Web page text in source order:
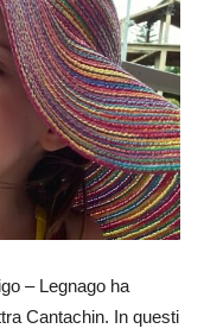
– Legnago ha
Cantachin. In questi